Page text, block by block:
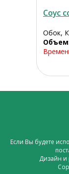
Соус
Обок,
Если Вы будете
Дизайн и